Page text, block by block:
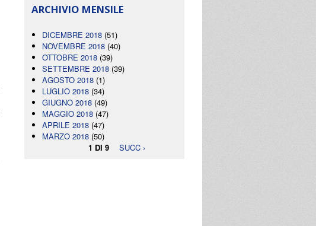
ARCHIVIO MENSILE
DICEMBRE 2018 (51)
NOVEMBRE 2018 (40)
OTTOBRE 2018 (39)
SETTEMBRE 2018 (39)
AGOSTO 2018 (1)
LUGLIO 2018 (34)
GIUGNO 2018 (49)
MAGGIO 2018 (47)
APRILE 2018 (47)
MARZO 2018 (50)
1 DI 9
SUCC ›